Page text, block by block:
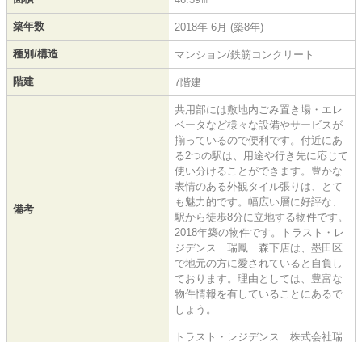
築年数 2018年 6月 (築8年)
種別/構造 マンション/鉄筋コンクリート
階建 7階建
備考
共用部には敷地内ごみ置き場・エレ
ベータなど様々な設備やサービスが
揃っているので便利です。付近にあ
る2つの駅は、用途や行き先に応じて
使い分けることができます。豊かな
表情のある外観タイル張りは、とて
も魅力的です。幅広い層に好評な、
駅から徒歩8分に立地する物件です。
2018年築の物件です。トラスト・レ
ジデンス 瑞鳳 森下店は、墨田区
で地元の方に愛されていると自負し
ております。理由としては、豊富な
物件情報を有していることにあるで
しょう。
トラスト・レジデンス 株式会社瑞